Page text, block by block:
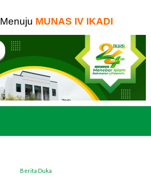
Menuju MUNAS IV IKADI
Berita Duka